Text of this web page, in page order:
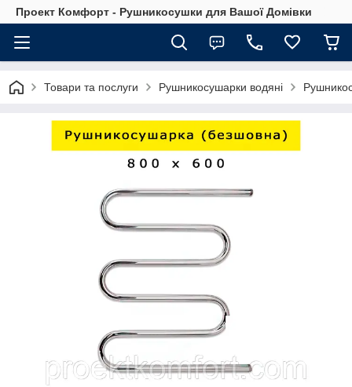
Проект Комфорт - Рушникосушки для Вашої Домівки
Товари та послуги Рушникосушарки водяні